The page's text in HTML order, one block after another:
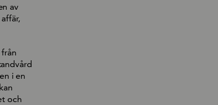
av
i en
och